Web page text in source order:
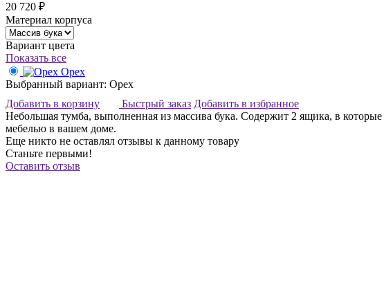
20 720 ₽
Материал корпуса
Вариант цвета
Показать все
Орех
Выбранный вариант: Орех
Добавить в корзину
Быстрый заказ Добавить в избранное
Небольшая тумба, выполненная из массива бука. Содержит 2 ящика, в
мебелью в вашем доме.
Еще никто не оставлял отзывы к данному товару
Станьте первыми!
Оставить отзыв